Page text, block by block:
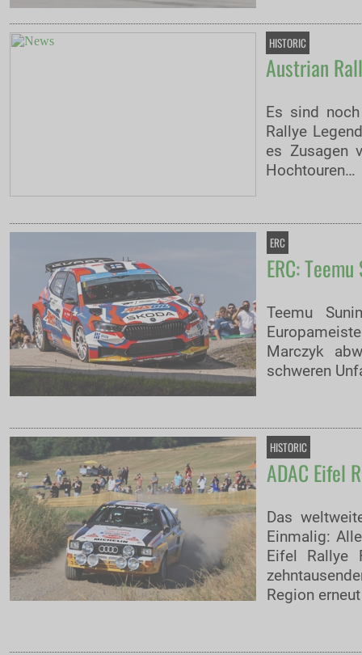
HISTORIC
Austrian
Es sind
Rallye
es Zusagen
Hochtouren…
ERC
ERC:
Teemu
Marczyk
schweren
HISTORIC
ADAC Eifel
Das
Einmalig:
Eifel Rallye
Region